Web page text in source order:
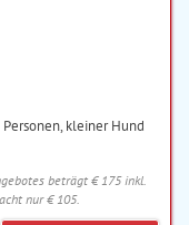
kleiner Hund
beträgt € 175 inkl.
nur € 105.